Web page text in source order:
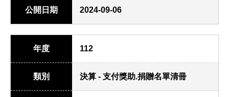
公開日期 2024-09-06
年度 112
類別 決算 - 支付獎助.捐贈名單清冊